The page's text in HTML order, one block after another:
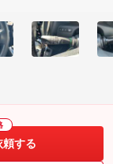
する